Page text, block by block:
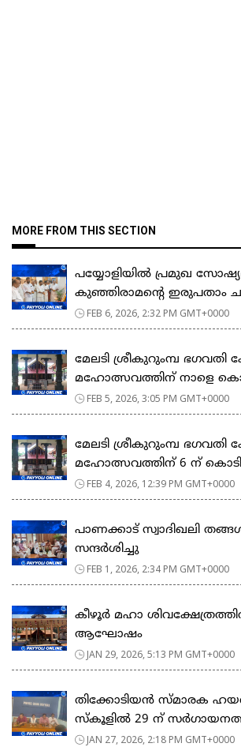
MORE FROM THIS SECTION
പയ്യോളിയിൽ പ്രമുഖ
കുഞ്ഞിരാമന്റെ ഇരുപതാം
FEB 6, 2026, 2:32 PM GMT+0000
മേലടി ശ്രീകുറുംമ്പ ഭഗവതി
മഹോത്സവത്തിന് നാളെ
FEB 5, 2026, 3:05 PM GMT+0000
മേലടി ശ്രീകുറുംമ്പ ഭഗവതി
മഹോത്സവത്തിന് 6 ന്
FEB 4, 2026, 12:39 PM GMT+0000
പാണക്കാട് സ്വാദിഖലി
സന്ദർശിച്ചു
FEB 1, 2026, 2:34 PM GMT+0000
കീഴൂർ മഹാ
ആഘോഷം
JAN 29, 2026, 5:13 PM GMT+0000
തിക്കോടിയൻ സ്മാരക
സ്കൂളിൽ 29 ന്
JAN 27, 2026, 2:18 PM GMT+0000